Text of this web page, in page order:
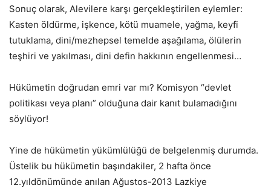
Sonuç olarak, Alevilere karşı gerçekleştirilen eylemler:
Kasten öldürme, işkence, kötü muamele, yağma, keyfi
tutuklama, dini/mezhepsel temelde aşağılama, ölülerin
teşhiri ve yakılması, dini defin hakkının engellenmesi…
Hükümetin doğrudan emri var mı? Komisyon “devlet
politikası veya planı” olduğuna dair kanıt bulamadığını
söylüyor!
Yine de hükümetin yükümlülüğü de belgelenmiş durumda.
Üstelik bu hükümetin başındakiler, 2 hafta önce
12.yıldönümünde anılan Ağustos-2013 Lazkiye